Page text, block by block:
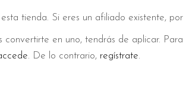
tienda. Si eres un afiliado existente,
convertirte en uno, tendrás de aplicar.
. De lo contrario, regístrate.